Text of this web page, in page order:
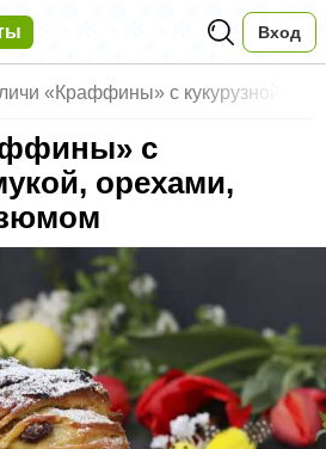
Вход
«Краффины» с кукурузной
с
орехами,